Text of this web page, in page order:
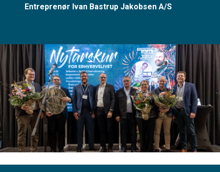
Entreprenør Ivan Bastrup Jakobsen A/S